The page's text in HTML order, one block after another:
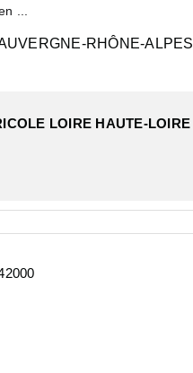
...
RHÔNE-ALPES
LOIRE HAUTE-LOIRE